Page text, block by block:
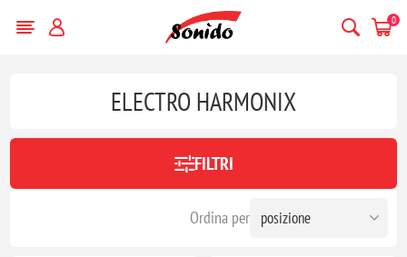
0
ELECTRO HARMONIX
FILTRI
Ordina per